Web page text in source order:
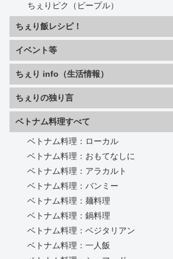
ちぇりピク（ピープル）
ちぇり飯レシピ！
イベント等
ちぇり info（生活情報）
ちぇりの独り言
ベトナム料理すべて
ベトナム料理：ローカル
ベトナム料理：おもてなしに
ベトナム料理：アラカルト
ベトナム料理：バンミー
ベトナム料理：麺料理
ベトナム料理：鍋料理
ベトナム料理：ベジタリアン
ベトナム料理：一人飯